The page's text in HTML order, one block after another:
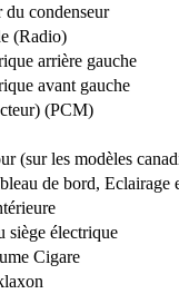
du condenseur
(Radio)
arrière gauche
avant gauche
(PCM)
(sur les modèles
de bord, Eclairage
siège électrique
Cigare